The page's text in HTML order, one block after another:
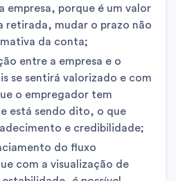
empresa, porque é um valor
retirada, mudar o prazo não
da conta;
entre a empresa e o
se sentirá valorizado e com
o empregador tem
está sendo dito, o que
e credibilidade;
do fluxo
com a visualização de